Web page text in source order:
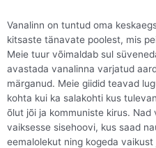
Vanalinn on tuntud oma
kitsaste tänavate poolest, mis
Meie tuur võimaldab sul
avastada vanalinna varjatud
märganud. Meie giidid teavad
kohta kui ka salakohti kus
õlut jõi ja kommuniste kirus. Nad
vaiksesse sisehoovi, kus saad
eemalolekut ning kogeda